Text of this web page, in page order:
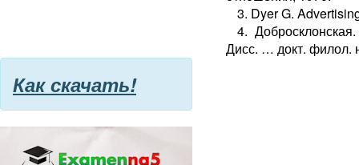
3. Dyer G.
4.
Дисс. … докт. филол.
Как скачать!